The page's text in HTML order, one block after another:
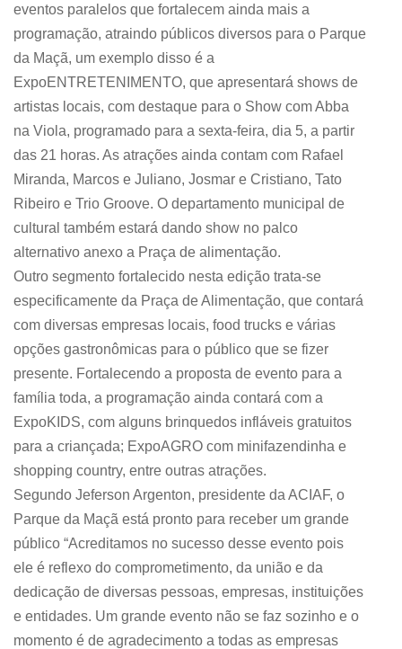
eventos paralelos que fortalecem ainda mais a
programação, atraindo públicos diversos para o Parque
da Maçã, um exemplo disso é a
ExpoENTRETENIMENTO, que apresentará shows de
artistas locais, com destaque para o Show com Abba
na Viola, programado para a sexta-feira, dia 5, a partir
das 21 horas. As atrações ainda contam com Rafael
Miranda, Marcos e Juliano, Josmar e Cristiano, Tato
Ribeiro e Trio Groove. O departamento municipal de
cultural também estará dando show no palco
alternativo anexo a Praça de alimentação.
Outro segmento fortalecido nesta edição trata-se
especificamente da Praça de Alimentação, que contará
com diversas empresas locais, food trucks e várias
opções gastronômicas para o público que se fizer
presente. Fortalecendo a proposta de evento para a
família toda, a programação ainda contará com a
ExpoKIDS, com alguns brinquedos infláveis gratuitos
para a criançada; ExpoAGRO com minifazendinha e
shopping country, entre outras atrações.
Segundo Jeferson Argenton, presidente da ACIAF, o
Parque da Maçã está pronto para receber um grande
público “Acreditamos no sucesso desse evento pois
ele é reflexo do comprometimento, da união e da
dedicação de diversas pessoas, empresas, instituições
e entidades. Um grande evento não se faz sozinho e o
momento é de agradecimento a todas as empresas